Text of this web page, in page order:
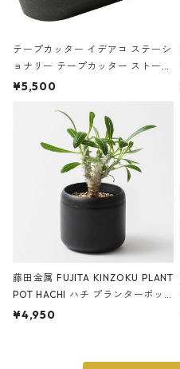
テープカッター イデアコ ステーシ
ョナリー テープカッター ストーン
サンドカラー 石調 ideaco Station
¥5,500
藤田金属 FUJITA KINZOKU PLANT
POT HACHI ハチ プランターポッ
ト 3号 ブラック
¥4,950